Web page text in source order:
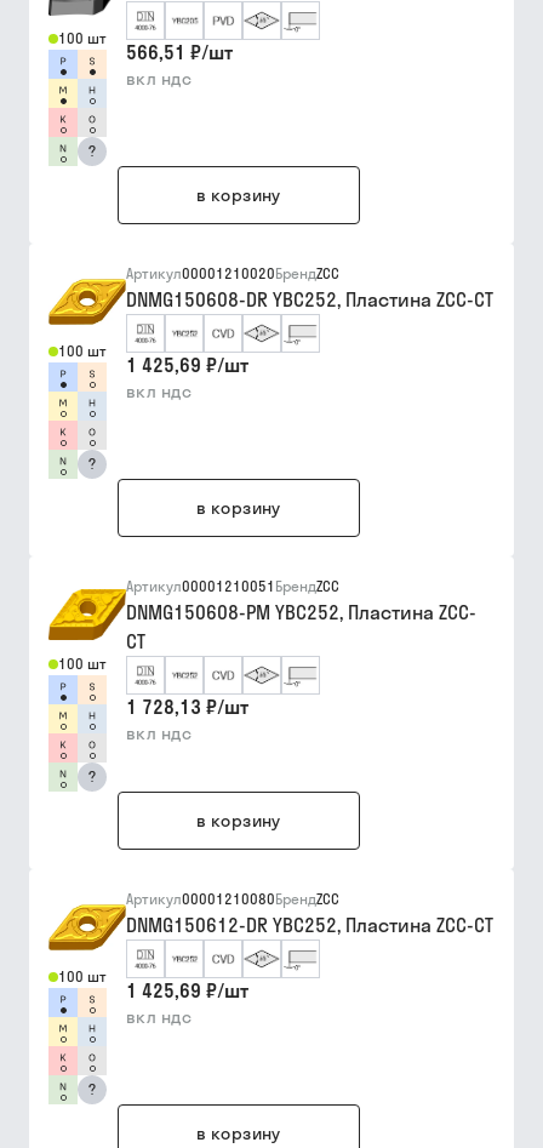
100 шт
?
566,51 ₽/шт
вкл ндс
в корзину
100 шт
?
Артикул00001210020БрендZCC
DNMG150608-DR YBC252, Пластина ZCC-CT
1 425,69 ₽/шт
вкл ндс
в корзину
100 шт
?
Артикул00001210051 БрендZCC
DNMG150608-PM YBC252, Пластина ZCC-
CT
1 728,13 ₽/шт
вкл ндс
в корзину
100 шт
?
Артикул00001210080БрендZCC
DNMG150612-DR YBC252, Пластина ZCC-CT
1 425,69 ₽/шт
вкл ндс
в корзину